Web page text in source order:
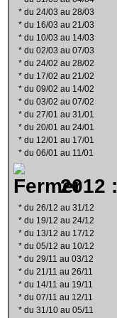
* du 24/03 au 28/03
* du 16/03 au 21/03
* du 10/03 au 14/03
* du 02/03 au 07/03
* du 24/02 au 28/02
* du 17/02 au 21/02
* du 09/02 au 14/02
* du 03/02 au 07/02
* du 27/01 au 31/01
* du 20/01 au 24/01
* du 12/01 au 17/01
* du 06/01 au 11/01
2012 :
* du 26/12 au 31/12
* du 19/12 au 24/12
* du 13/12 au 17/12
* du 05/12 au 10/12
* du 29/11 au 03/12
* du 21/11 au 26/11
* du 14/11 au 19/11
* du 07/11 au 12/11
* du 31/10 au 05/11